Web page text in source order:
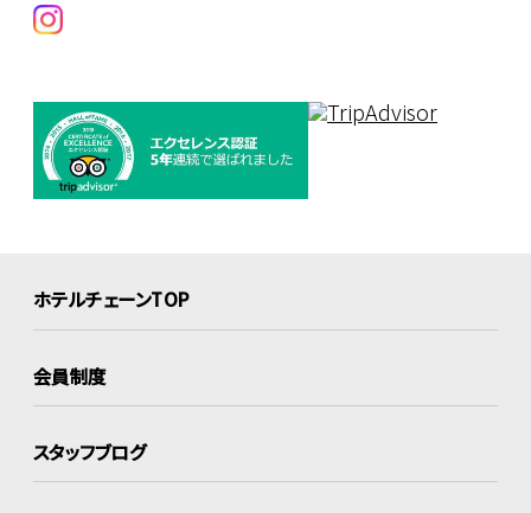
ホテルチェーンTOP
会員制度
スタッフブログ